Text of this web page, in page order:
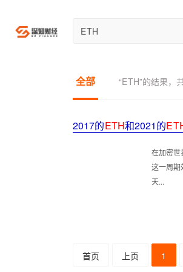
全部 “ETH”的结果，
2017的ETH和2021的
在加密世
这一周期
天...
首页 上页 1